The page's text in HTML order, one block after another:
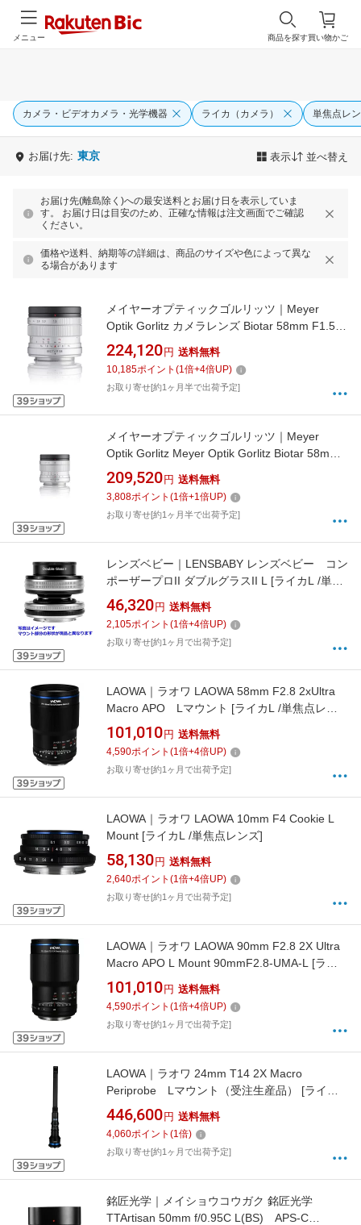
買い物かご
商品を探す
メニュー
カメラ・ビデオカメラ・光学機器 ライカ（カメラ） 単焦点レ
お届け先: 東京 表示 並べ替え
お届け先(離島除く)への最安送料とお届け日を表示していま
す。 お届け日は目安のため、正確な情報は注文画面でご確認
ください。
価格や送料、納期等の詳細は、商品のサイズや色によって異な
る場合があります
メイヤーオプティックゴルリッツ｜Meyer
Optik Gorlitz カメラレンズ Biotar 58mm F1.5 II
[ライカL]
224,120 円 送料無料
10,185ポイント (1倍+4倍UP)
お取り寄せ[約1ヶ月半で出荷予定]
メイヤーオプティックゴルリッツ｜Meyer
Optik Gorlitz Meyer Optik Gorlitz Biotar 58mm
F1.5 ライカMマウント
209,520 円 送料無料
3,808ポイント (1倍+1倍UP)
お取り寄せ[約1ヶ月半で出荷予定]
レンズベビー｜LENSBABY レンズベビー コン
ポーザープロII ダブルグラスII L [ライカL /単焦
点レンズ]
46,320 円 送料無料
2,105ポイント (1倍+4倍UP)
お取り寄せ[約1ヶ月で出荷予定]
LAOWA｜ラオワ LAOWA 58mm F2.8 2xUltra
Macro APO Lマウント [ライカL /単焦点レン
ズ]【キャンセル不可】
101,010 円 送料無料
4,590ポイント (1倍+4倍UP)
お取り寄せ[約1ヶ月で出荷予定]
LAOWA｜ラオワ LAOWA 10mm F4 Cookie L
Mount [ライカL /単焦点レンズ]
58,130 円 送料無料
2,640ポイント (1倍+4倍UP)
お取り寄せ[約1ヶ月で出荷予定]
LAOWA｜ラオワ LAOWA 90mm F2.8 2X Ultra
Macro APO L Mount 90mmF2.8-UMA-L [ライ
カL /単焦点レンズ]
101,010 円 送料無料
4,590ポイント (1倍+4倍UP)
お取り寄せ[約1ヶ月で出荷予定]
LAOWA｜ラオワ 24mm T14 2X Macro
Periprobe Lマウント（受注生産品） [ライカL
/単焦点レンズ]
446,600 円 送料無料
4,060ポイント (1倍)
お取り寄せ[約1ヶ月で出荷予定]
銘匠光学｜メイショウコウガク 銘匠光学
TTArtisan 50mm f/0.95C L(BS) APS-C